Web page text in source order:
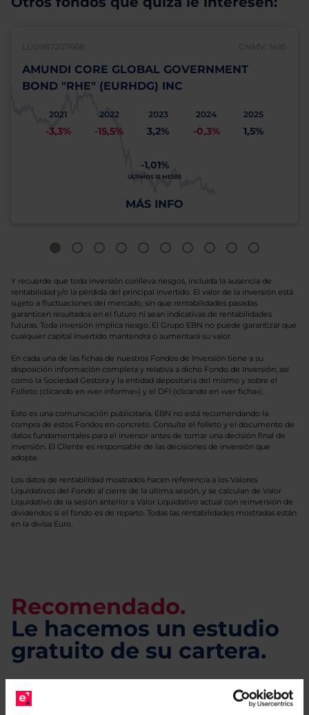
LU0987207668 CNMV: 1495
AMUNDI CORE GLOBAL GOVERNMENT
BOND "RHE" (EURHDG) INC
2021
-3,3%
2022
-15,5%
2023
3,2%
2024
-0,3%
2025
1,5%
-1,01%
ÚLTIMOS 12 MESES
MÁS INFO
Y recuerde que toda inversión conlleva riesgos, incluida la ausencia de
rentabilidad y/o la pérdida del principal invertido. El valor de la inversión está
sujeto a fluctuaciones del mercado, sin que rentabilidades pasadas
garanticen resultados en el futuro ni sean indicativas de rentabilidades
futuras. Toda inversión implica riesgo. El Grupo EBN no puede garantizar que
cualquier capital invertido mantendrá o aumentará su valor.
En cada una de las fichas de nuestros Fondos de Inversión tiene a su
disposición información completa y relativa a dicho Fondo de Inversión, así
como la Sociedad Gestora y la entidad depositaria del mismo y sobre el
Folleto (clicando en «ver informe») y el DFI (clicando en «ver ficha»).
Esto es una comunicación publicitaria. EBN no está recomendando la
compra de estos Fondos en concreto. Consulte el folleto y el documento de
datos fundamentales para el inversor antes de tomar una decisión final de
inversión. El Cliente es responsable de las decisiones de inversión que
adopte.
Los datos de rentabilidad mostrados hacen referencia a los Valores
Liquidativos del Fondo al cierre de la última sesión, y se calculan de Valor
Liquidativo de la sesión anterior a Valor Liquidativo actual con reinversión de
dividendos si el fondo es de reparto. Todas las rentabilidades mostradas están
en la divisa Euro.
Recomendado.
Le hacemos un estudio
gratuito de su cartera.
e indíquenos los ISINs de
sus Fondos y nuestros expertos le enviarán un